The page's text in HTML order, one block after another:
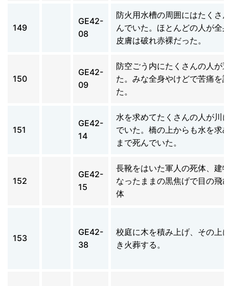
149
GE42-
08
防火用水槽の周囲にはたくさ
んでいた。ほとんどの人が全
皮膚は破れ赤裸だった。
150
GE42-
09
防空ごう内にたくさんの人が
た。みな全身やけどで苦痛を
た。
151
GE42-
14
水を求めてたくさんの人が川
でいた。橋の上からも水を求
まで死んでいた。
152
GE42-
15
長靴をはいた軍人の死体、建
なったままの黒焦げで目の飛
体
153
GE42-
38
校庭に木を積み上げ、その上
き火葬する。